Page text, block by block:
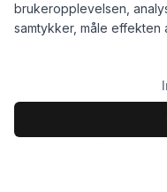
brukeropplevelsen,
samtykker, måle effekten